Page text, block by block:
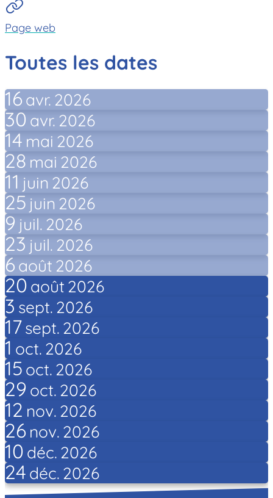
Page web
Toutes les dates
16 avr. 2026
30 avr. 2026
14 mai 2026
28 mai 2026
11 juin 2026
25 juin 2026
9 juil. 2026
23 juil. 2026
6août 2026
20 août 2026
3 sept. 2026
17sept. 2026
1 oct. 2026
15 oct. 2026
29 oct. 2026
12 nov. 2026
26 nov. 2026
10 déc. 2026
24 déc. 2026